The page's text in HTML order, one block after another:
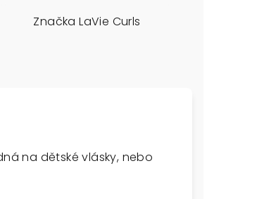
Značka LaVie Curls
na dětské vlásky, nebo